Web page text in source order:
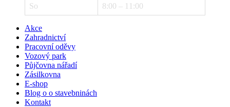
So 8:00 – 11:00
Akce
Zahradnictví
Pracovní oděvy
Vozový park
Půjčovna nářadí
Zásilkovna
E-shop
Blog o o stavebninách
Kontakt